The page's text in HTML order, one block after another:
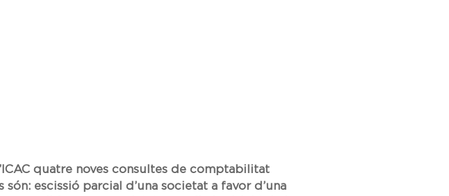
quatre noves consultes de comptabilitat
escissió parcial d’una societat a favor d’una